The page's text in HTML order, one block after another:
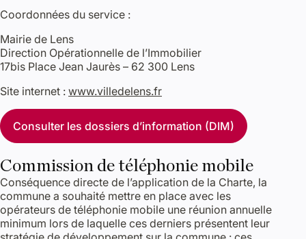
Coordonnées du service :
Mairie de Lens
Direction Opérationnelle de l’Immobilier
17bis Place Jean Jaurès – 62 300 Lens
Site internet : www.villedelens.fr
Consulter les dossiers d’information (DIM)
Commission de téléphonie mobile
Conséquence directe de l’application de la Charte, la
commune a souhaité mettre en place avec les
opérateurs de téléphonie mobile une réunion annuelle
minimum lors de laquelle ces derniers présentent leur